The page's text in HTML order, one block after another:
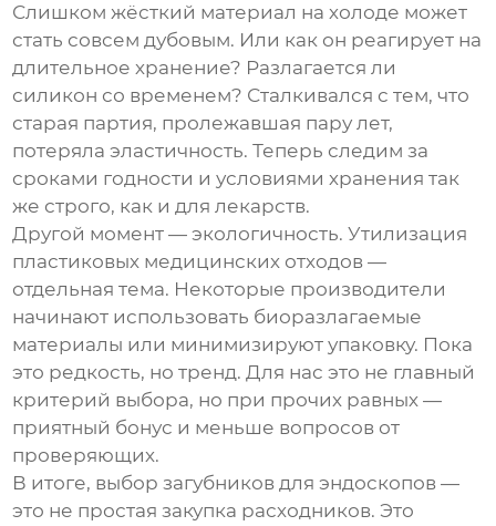
Слишком жёсткий материал на холоде может
стать совсем дубовым. Или как он реагирует на
длительное хранение? Разлагается ли
силикон со временем? Сталкивался с тем, что
старая партия, пролежавшая пару лет,
потеряла эластичность. Теперь следим за
сроками годности и условиями хранения так
же строго, как и для лекарств.
Другой момент — экологичность. Утилизация
пластиковых медицинских отходов —
отдельная тема. Некоторые производители
начинают использовать биоразлагаемые
материалы или минимизируют упаковку. Пока
это редкость, но тренд. Для нас это не главный
критерий выбора, но при прочих равных —
приятный бонус и меньше вопросов от
проверяющих.
В итоге, выборзагубников для эндоскопов —
это не простая закупка расходников. Это